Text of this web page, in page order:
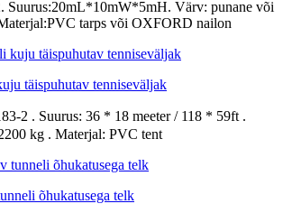
Suurus:20mL*10mW*5mH. Värv: punane või
tarps või OXFORD nailon
täispuhutav tenniseväljak
2 . Suurus: 36 * 18 meeter / 118 * 59ft .
kg . Materjal: PVC tent
õhukatusega telk